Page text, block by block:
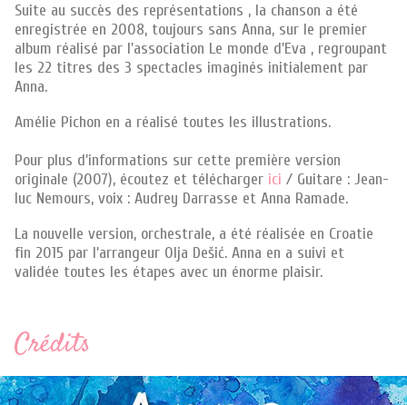
Suite au succès des représentations , la chanson a été
enregistrée en 2008, toujours sans Anna, sur le premier
album réalisé par l'association Le monde d'Eva , regroupant
les 22 titres des 3 spectacles imaginés initialement par
Anna.
Amélie Pichon en a réalisé toutes les illustrations.
Pour plus d'informations sur cette première version
originale (2007), écoutez et télécharger ici / Guitare : Jean-
luc Nemours, voix : Audrey Darrasse et Anna Ramade.
La nouvelle version, orchestrale, a été réalisée en Croatie
fin 2015 par l'arrangeur Olja Dešić. Anna en a suivi et
validée toutes les étapes avec un énorme plaisir.
Crédits